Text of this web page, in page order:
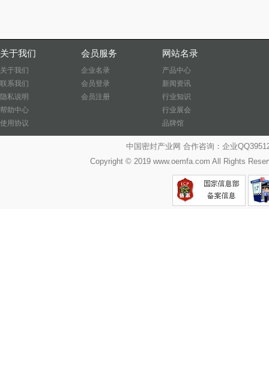
关于我们
关于我们
联系我们
隐私说明
帮助中心
使用协议
会员服务
企业名录
会员登录
会员注册
网站名录
产品中心
新闻资讯
行业知识
行业展会
品牌馆
中国密封产业网 合作咨询：企业
Copyright © 2019 www.oemfa.com All Rights